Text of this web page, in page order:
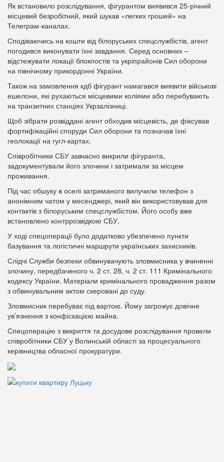
Як встановило розслідування, фігурантом виявився 25-річний
місцевий безробітний, який шукав «легких грошей» на
Телеграм-каналах.
Сподіваючись на кошти від білоруських спецслужбістів, агент
погодився виконувати їхні завдання. Серед основних –
відстежувати локації блокпостів та укріпрайонів Сил оборони
на північному прикордонні України.
Також на замовлення кдб фігурант намагався виявити військові
ешелони, які рухаються місцевими коліями або перебувають
на транзитних станціях Укрзалізниці.
Щоб зібрати розвіддані агент обходив місцевість, де фіксував
фортифікаційні споруди Сил оборони та позначав їхні
геолокації на гугл-картах.
Співробітники СБУ завчасно викрили фігуранта,
задокументували його злочини і затримали за місцем
проживання.
Під час обшуку в оселі затриманого вилучили телефон з
анонімним чатом у месенджері, який він використовував для
контактів з білоруським спецслужбістом. Його особу вже
встановлено контррозвідкою СБУ.
У ході спецоперації було додатково убезпечено пункти
базування та логістичні маршрути українських захисників.
Слідчі Служби безпеки обвинувачують зловмисника у вчиненні
злочину, передбаченого ч. 2 ст. 28, ч. 2 ст. 111 Кримінального
кодексу України. Матеріали кримінального провадження разом
з обвинувальним актом скеровані до суду.
Зловмисник перебуває під вартою. Йому загрожує довічне
ув’язнення з конфіскацією майна.
Спецоперацію з викриття та досудове розслідування провели
співробітники СБУ у Волинській області за процесуального
керівництва обласної прокуратури.